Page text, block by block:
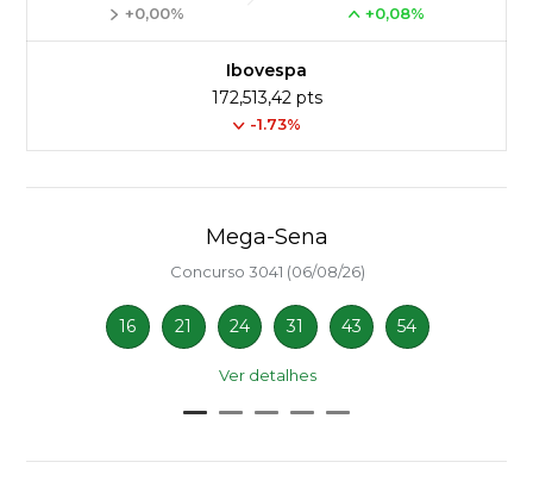
+0,00% +0,08%
Ibovespa
172,513,42 pts
-1.73%
Mega-Sena
Concurso 3041 (06/08/26)
16 21 24 31 43 54
Ver detalhes